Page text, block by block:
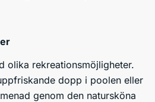
olika rekreationsmöjligheter.
dopp i poolen eller
genom den natursköna